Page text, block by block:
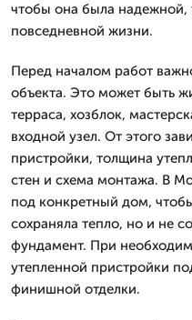
чтобы она была надежной,
повседневной жизни.
Перед началом работ
объекта. Это может быть
терраса, хозблок,
входной узел. От этого
пристройки, толщина
стен и схема монтажа. В
под конкретный дом,
сохраняла тепло, но и не
фундамент. При
утепленной пристройки
финишной отделки.